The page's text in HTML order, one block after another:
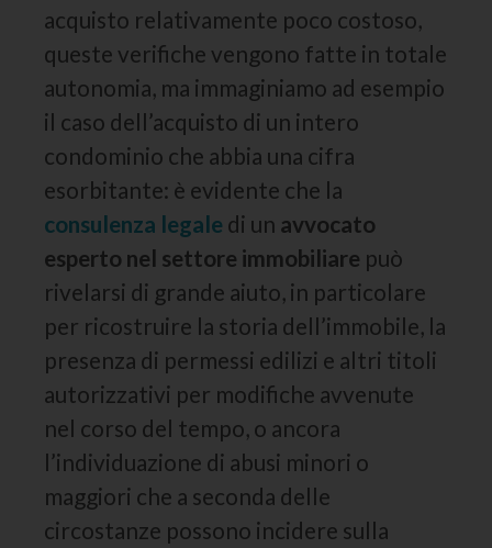
acquisto relativamente poco costoso,
queste verifiche vengono fatte in totale
autonomia, ma immaginiamo ad esempio
il caso dell’acquisto di un intero
condominio che abbia una cifra
esorbitante: è evidente che la
consulenza legale di un avvocato
esperto nel settore immobiliare può
rivelarsi di grande aiuto, in particolare
per ricostruire la storia dell’immobile, la
presenza di permessi edilizi e altri titoli
autorizzativi per modifiche avvenute
nel corso del tempo, o ancora
l’individuazione di abusi minori o
maggiori che a seconda delle
circostanze possono incidere sulla